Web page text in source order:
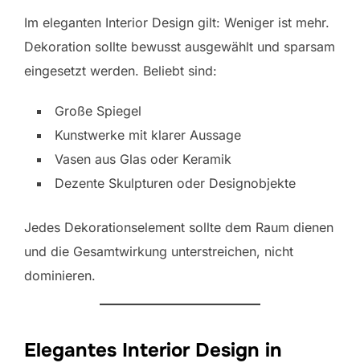
Im eleganten Interior Design gilt: Weniger ist mehr.
Dekoration sollte bewusst ausgewählt und sparsam
eingesetzt werden. Beliebt sind:
Große Spiegel
Kunstwerke mit klarer Aussage
Vasen aus Glas oder Keramik
Dezente Skulpturen oder Designobjekte
Jedes Dekorationselement sollte dem Raum dienen
und die Gesamtwirkung unterstreichen, nicht
dominieren.
Elegantes Interior Design in